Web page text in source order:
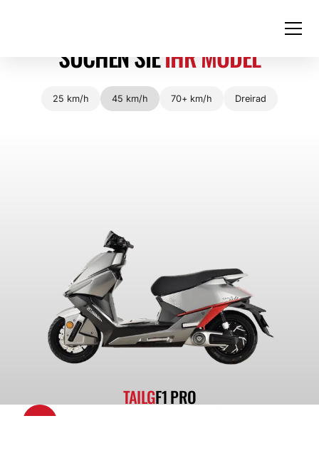
DIE ZUKUNFT IST
NACHHALTIG
AUFREGEND
PRAKTISCH
NACHHALTIG
SUCHEN SIEIHR MODEL
25 km/h 45 km/h 70+ km/h Dreirad
TAILGF1 PRO